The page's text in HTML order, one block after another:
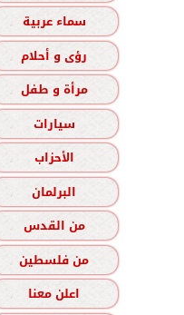
سماء عربية
رؤى و أحلام
مرأة و طفل
سيارات
الأحزاب
البرلمان
من القدس
من فلسطين
اعلن معنا